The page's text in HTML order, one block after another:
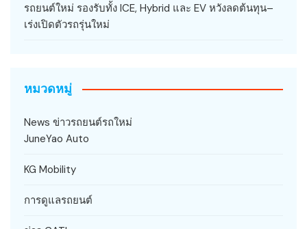
รถยนต์ใหม่ รองรับทั้ง ICE, Hybrid และ EV หวังลดต้นทุน–
เร่งเปิดตัวรถรุ่นใหม่
หมวดหมู่
News ข่าวรถยนต์รถใหม่
JuneYao Auto
KG Mobility
การดูแลรถยนต์